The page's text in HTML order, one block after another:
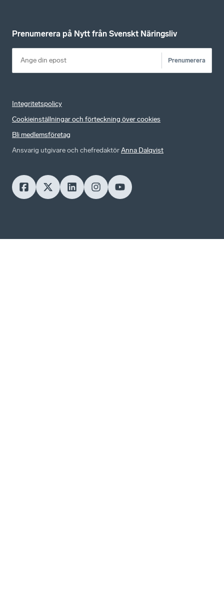
Prenumerera på Nytt från Svenskt Näringsliv
Prenumerera
Integritetspolicy
Cookieinställningar och förteckning över cookies
Bli medlemsföretag
Ansvarig utgivare och chefredaktörAnna Dalqvist